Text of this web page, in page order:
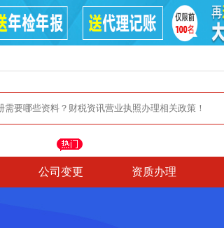
公司变更 资质办理